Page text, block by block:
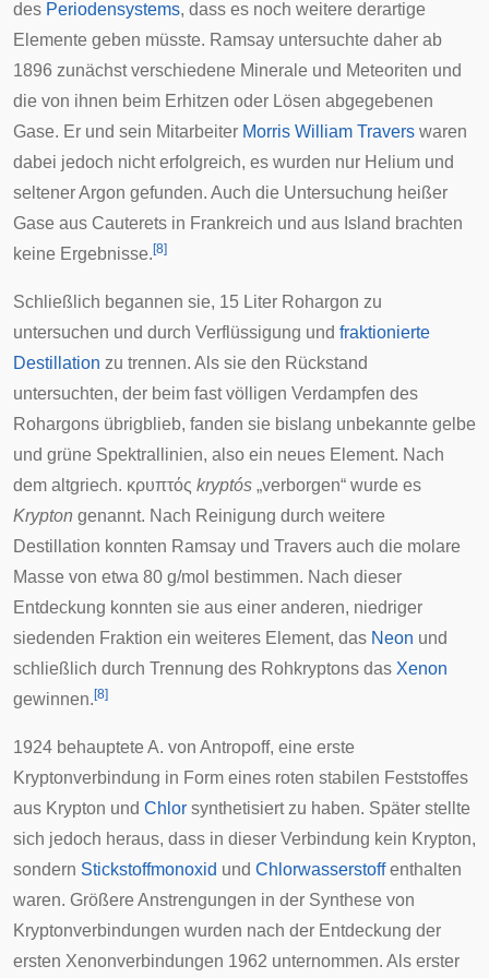
des Periodensystems, dass es noch weitere derartige
Elemente geben müsste. Ramsay untersuchte daher ab
1896 zunächst verschiedene Minerale und Meteoriten und
die von ihnen beim Erhitzen oder Lösen abgegebenen
Gase. Er und sein Mitarbeiter Morris William Travers waren
dabei jedoch nicht erfolgreich, es wurden nur Helium und
seltener Argon gefunden. Auch die Untersuchung heißer
Gase aus Cauterets in Frankreich und aus Island brachten
keine Ergebnisse. [8]
Schließlich begannen sie, 15 Liter Rohargon zu
untersuchen und durch Verflüssigung und fraktionierte
Destillation zu trennen. Als sie den Rückstand
untersuchten, der beim fast völligen Verdampfen des
Rohargons übrigblieb, fanden sie bislang unbekannte gelbe
und grüne Spektrallinien, also ein neues Element. Nach
dem altgriech. κρυπτός kryptós „verborgen“ wurde es
Krypton genannt. Nach Reinigung durch weitere
Destillation konnten Ramsay und Travers auch die molare
Masse von etwa 80 g/mol bestimmen. Nach dieser
Entdeckung konnten sie aus einer anderen, niedriger
siedenden Fraktion ein weiteres Element, das Neon und
schließlich durch Trennung des Rohkryptons das Xenon
gewinnen. [8]
1924 behauptete A. von Antropoff, eine erste
Kryptonverbindung in Form eines roten stabilen Feststoffes
aus Krypton und Chlor synthetisiert zu haben. Später stellte
sich jedoch heraus, dass in dieser Verbindung kein Krypton,
sondern Stickstoffmonoxid und Chlorwasserstoffenthalten
waren. Größere Anstrengungen in der Synthese von
Kryptonverbindungen wurden nach der Entdeckung der
ersten Xenonverbindungen 1962 unternommen. Als erster